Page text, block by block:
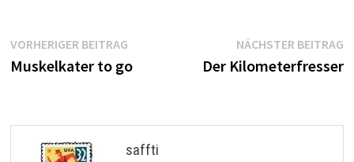
Beitragsnavigation
VORHERIGER BEITRAGVorheriger
Beitrag:
Muskelkater to go
NÄCHSTER BEITRAG
Der Kilometerfresser
saffti